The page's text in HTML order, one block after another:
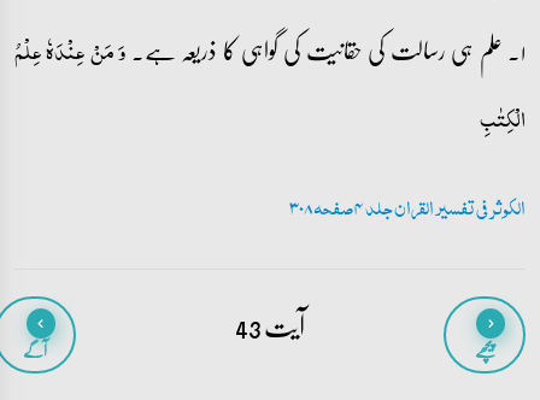
۱۔ علم ہی رسالت کی حقانیت کی گواہی کا ذریعہ ہے۔
وَ مَنۡ عِنۡدَہٗ عِلۡمُ
الۡکِتٰبِ
الکوثر فی تفسیر القران جلد 4 صفحہ 308
پیچھے آیت 43 آگے